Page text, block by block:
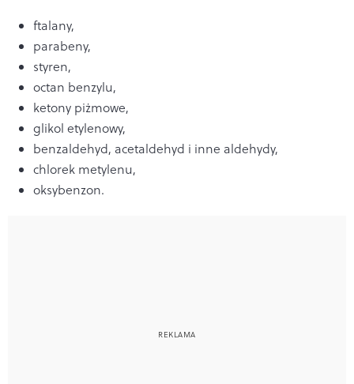
ftalany,
parabeny,
styren,
octan benzylu,
ketony piżmowe,
glikol etylenowy,
benzaldehyd, acetaldehyd i inne aldehydy,
chlorek metylenu,
oksybenzon.